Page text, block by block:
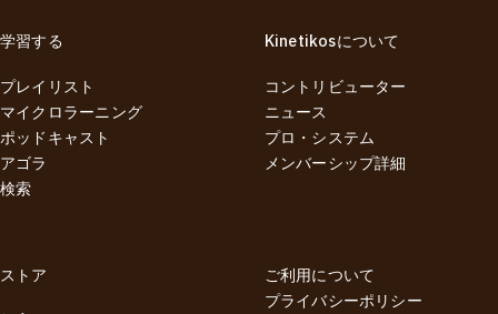
学習する
プレイリスト
マイクロラーニング
ポッドキャスト
アゴラ
検索
Kinetikosについて
コントリビューター
ニュース
プロ・システム
メンバーシップ詳細
ストア
ご利用について
プライバシーポリシー